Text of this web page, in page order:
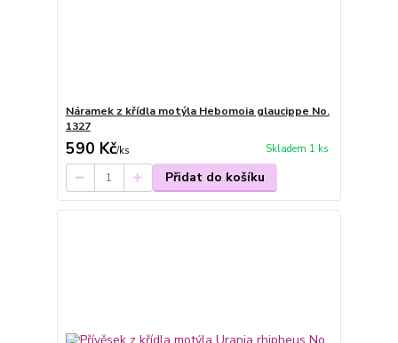
Náramek z křídla motýla Hebomoia glaucippe No.
1327
590 Kč/ks Skladem 1 ks
Přidat do košíku